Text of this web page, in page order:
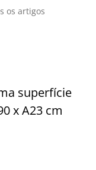
os artigos
superfície
x A23 cm